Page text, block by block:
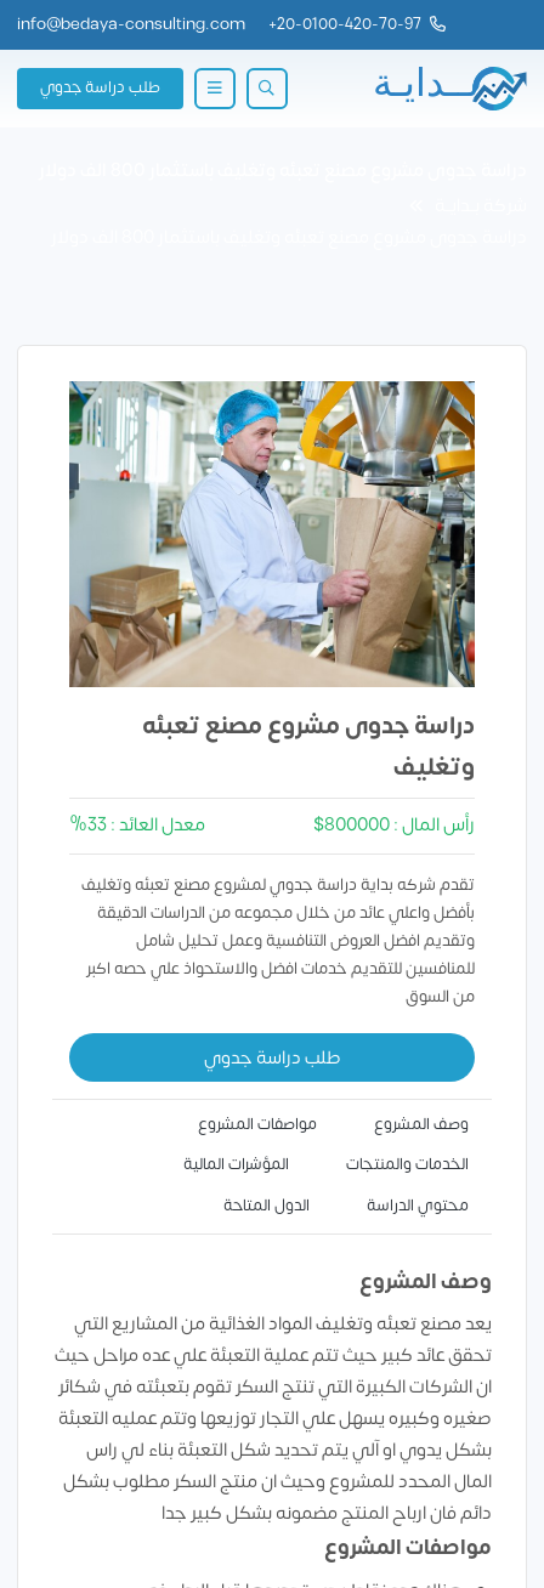
20-0100-420-70-97
+
info@bedaya-consulting.com
طلب دراسة جدوي
دراسة جدوى مشروع مصنع تعبئه
وتغليف
رأس المال : 800000$ معدل العائد : 33%
تقدم شركه بداية دراسة جدوي لمشروع مصنع تعبئه وتغليف
بأفضل واعلي عائد من خلال مجموعه من الدراسات الدقيقة
وتقديم افضل العروض التنافسية وعمل تحليل شامل
للمنافسين للتقديم خدمات افضل والاستحواذ علي حصه اكبر
من السوق
طلب دراسة جدوي
وصف المشروع
مواصفات المشروع
الخدمات والمنتجات
المؤشرات المالية
محتوي الدراسة
الدول المتاحة
وصف المشروع
يعد مصنع تعبئه وتغليف المواد الغذائية من المشاريع التي
تحقق عائد كبير حيث تتم عملية التعبئة علي عده مراحل حيث
ان الشركات الكبيرة التي تنتج السكر تقوم بتعبئته في شكائر
صغيره وكبيره يسهل علي التجار توزيعها وتتم عمليه التعبئة
بشكل يدوي او آلي يتم تحديد شكل التعبئة بناء لي راس
المال المحدد للمشروع وحيث ان منتج السكر مطلوب بشكل
دائم فان ارباح المنتج مضمونه بشكل كبير جدا
مواصفات المشروع